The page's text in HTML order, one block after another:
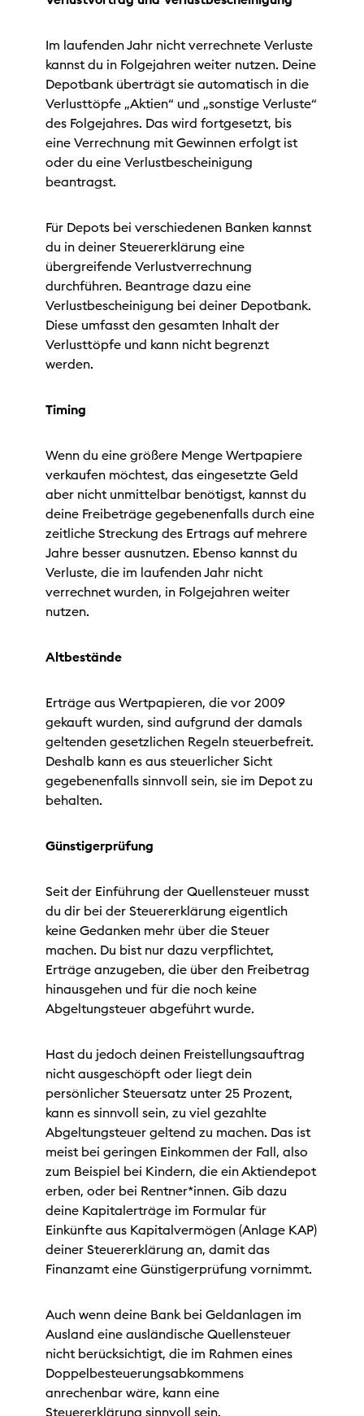
Im laufenden Jahr nicht verrechnete Verluste
kannst du in Folgejahren weiter nutzen. Deine
Depotbank überträgt sie automatisch in die
Verlusttöpfe „Aktien“ und „sonstige Verluste“
des Folgejahres. Das wird fortgesetzt, bis
eine Verrechnung mit Gewinnen erfolgt ist
oder du eine Verlustbescheinigung
beantragst.
Für Depots bei verschiedenen Banken kannst
du in deiner Steuererklärung eine
übergreifende Verlustverrechnung
durchführen. Beantrage dazu eine
Verlustbescheinigung bei deiner Depotbank.
Diese umfasst den gesamten Inhalt der
Verlusttöpfe und kann nicht begrenzt
werden.
Timing
Wenn du eine größere Menge Wertpapiere
verkaufen möchtest, das eingesetzte Geld
aber nicht unmittelbar benötigst, kannst du
deine Freibeträge gegebenenfalls durch eine
zeitliche Streckung des Ertrags auf mehrere
Jahre besser ausnutzen. Ebenso kannst du
Verluste, die im laufenden Jahr nicht
verrechnet wurden, in Folgejahren weiter
nutzen.
Altbestände
Erträge aus Wertpapieren, die vor 2009
gekauft wurden, sind aufgrund der damals
geltenden gesetzlichen Regeln steuerbefreit.
Deshalb kann es aus steuerlicher Sicht
gegebenenfalls sinnvoll sein, sie im Depot zu
behalten.
Günstigerprüfung
Seit der Einführung der Quellensteuer musst
du dir bei der Steuererklärung eigentlich
keine Gedanken mehr über die Steuer
machen. Du bist nur dazu verpflichtet,
Erträge anzugeben, die über den Freibetrag
hinausgehen und für die noch keine
Abgeltungsteuer abgeführt wurde.
Hast du jedoch deinen Freistellungsauftrag
nicht ausgeschöpft oder liegt dein
persönlicher Steuersatz unter 25 Prozent,
kann es sinnvoll sein, zu viel gezahlte
Abgeltungsteuer geltend zu machen. Das ist
meist bei geringen Einkommen der Fall, also
zum Beispiel bei Kindern, die ein Aktiendepot
erben, oder bei Rentner*innen. Gib dazu
deine Kapitalerträge im Formular für
Einkünfte aus Kapitalvermögen (Anlage KAP)
deiner Steuererklärung an, damit das
Finanzamt eine Günstigerprüfung vornimmt.
Auch wenn deine Bank bei Geldanlagen im
Ausland eine ausländische Quellensteuer
nicht berücksichtigt, die im Rahmen eines
Doppelbesteuerungsabkommens
anrechenbar wäre, kann eine
Steuererklärung sinnvoll sein.